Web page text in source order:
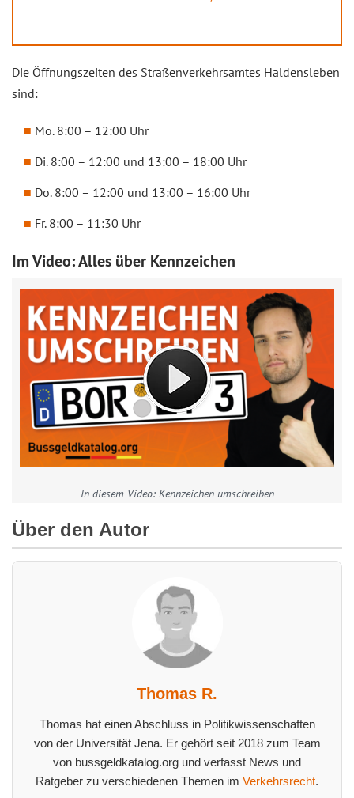
Die Öffnungszeiten des Straßenverkehrsamtes Haldensleben
sind:
Mo. 8:00 – 12:00 Uhr
Di. 8:00 – 12:00 und 13:00 – 18:00 Uhr
Do. 8:00 – 12:00 und 13:00 – 16:00 Uhr
Fr. 8:00 – 11:30 Uhr
Im Video: Alles über Kennzeichen
In diesem Video: Kennzeichen umschreiben
Über den Autor
Thomas R.
Thomas hat einen Abschluss in Politikwissenschaften
von der Universität Jena. Er gehört seit 2018 zum Team
von bussgeldkatalog.org und verfasst News und
Ratgeber zu verschiedenen Themen im Verkehrsrecht.